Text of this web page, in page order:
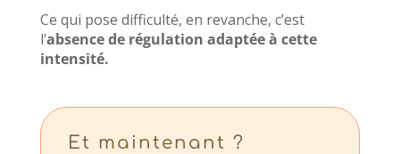
Ce qui pose difficulté, en revanche, c’est
l’absence de régulation adaptée à cette
intensité.
Et maintenant ?